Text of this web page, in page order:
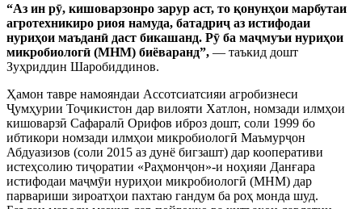
“Аз ин рӯ, кишоварзонро зарур аст, то қонунҳои марбутаи
агротехникиро риоя намуда, батадриҷ аз истифодаи
нуриҳои маъданӣ даст бикашанд. Рӯ ба маҷмуъи нуриҳои
микробиологӣ (МНМ) биёваранд”, — таъкид дошт
Зуҳриддин Шаробиддинов.
Ҳамон тавре намояндаи Ассотсиатсияи агробизнеси
Ҷумҳурии Тоҷикистон дар вилояти Хатлон, номзади илмҳои
кишоварзӣ Сафаралӣ Орифов иброз дошт, соли 1999 бо
ибтикори номзади илмҳои микробиологӣ Маъмурҷон
Абдуазизов (соли 2015 аз дунё бигзашт) дар кооперативи
истеҳсолию тиҷоратии «Раҳмонҷон»-и ноҳияи Данғара
истифодаи маҷмӯи нуриҳои микробиологӣ (МНМ) дар
парвариши зироатҳои пахтаю гандум ба роҳ монда шуд.